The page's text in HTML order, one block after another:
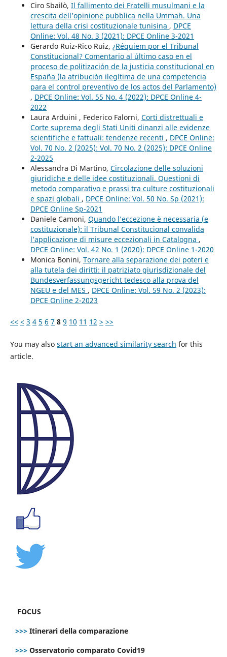
Ciro Sbailò, Il fallimento dei Fratelli musulmani e la
crescita dell’opinione pubblica nella Ummah. Una
lettura della crisi costituzionale tunisina , DPCE
Online: Vol. 48 No. 3 (2021): DPCE Online 3-2021
Gerardo Ruiz-Rico Ruiz, ¿Réquiem por el Tribunal
Constitucional? Comentario al último caso en el
proceso de politización de la justicia constitucional en
España (la atribución ilegítima de una competencia
para el control preventivo de los actos del Parlamento)
, DPCE Online: Vol. 55 No. 4 (2022): DPCE Online 4-
2022
Laura Arduini , Federico Falorni, Corti distrettuali e
Corte suprema degli Stati Uniti dinanzi alle evidenze
scientifiche e fattuali: tendenze recenti , DPCE Online:
Vol. 70 No. 2 (2025): Vol. 70 No. 2 (2025): DPCE Online
2-2025
Alessandra Di Martino, Circolazione delle soluzioni
giuridiche e delle idee costituzionali. Questioni di
metodo comparativo e prassi tra culture costituzionali
e spazi globali , DPCE Online: Vol. 50 No. Sp (2021):
DPCE Online Sp-2021
Daniele Camoni, Quando l’eccezione è necessaria (e
costituzionale): il Tribunal Constitucional convalida
l’applicazione di misure eccezionali in Catalogna ,
DPCE Online: Vol. 42 No. 1 (2020): DPCE Online 1-2020
Monica Bonini, Tornare alla separazione dei poteri e
alla tutela dei diritti: il patriziato giurisdizionale del
Bundesverfassungsgericht tedesco alla prova del
NGEU e del MES , DPCE Online: Vol. 59 No. 2 (2023):
DPCE Online 2-2023
<< < 3 4 5 6 7 8 9 10 11 12 > >>
You may also start an advanced similarity search for this
article.
FOCUS
>>> Itinerari della comparazione
>>> Osservatorio comparato Covid19